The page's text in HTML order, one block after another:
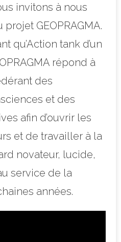
invitons à nous
GEOPRAGMA.
qu’Action tank d’un
répond à
des
et des
afin d’ouvrir les
et de travailler à la
novateur, lucide,
service de la
années.